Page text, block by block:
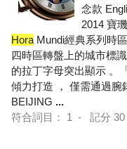
念款
2014 寶
Hora Mundi經典系列時
四時區轉盤上的城市標
的拉丁字母突出顯示 。
傾力打造 ， 僅需通過腕
BEIJING ...
符合詞目： 1 - 記分